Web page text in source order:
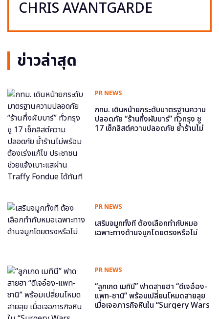
CHRIS AVANTGARDE
ข่าวล่าสุด
PR NEWS
กทม. เดินหน้ายกระดับมาตรฐานความ
ปลอดภัย “ร้านกึ่งผับบาร์” ทั่วกรุง ชู
17 เช็กลิสต์ความปลอดภัย ย้ำร้านไม่
PR NEWS
เสริมจมูกทั้งที ต้องเลือกทำกับหมอ
เฉพาะทางด้านจมูกโดยตรงหรือไม่
PR NEWS
“ลูกเกด เมทินี” ฟาดสายฮา “ดีเจอ๋อง-
แพท-ซานิ” พร้อมเปลี่ยนโหมดสายลุย
เมื่อเจอภารกิจหินใน “Surgery Wars